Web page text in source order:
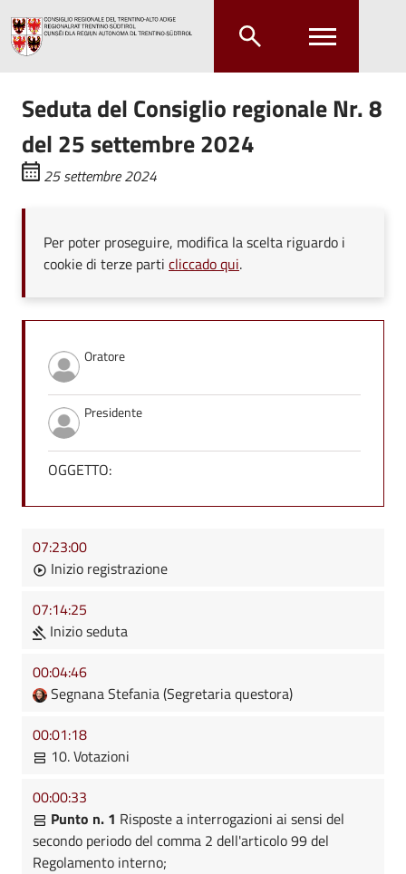
Seduta del Consiglio regionale Nr. 8
del 25 settembre 2024
25 settembre 2024
Per poter proseguire, modifica la scelta riguardo i
cookie di terze parti cliccado qui.
Oratore
Presidente
OGGETTO:
07:23:00
Inizio registrazione
07:14:25
Inizio seduta
00:04:46
Segnana Stefania (Segretaria questora)
00:01:18
10. Votazioni
00:00:33
Punto n. 1 Risposte a interrogazioni ai sensi del
secondo periodo del comma 2 dell'articolo 99 del
Regolamento interno;